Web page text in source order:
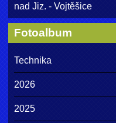
nad Jiz. - Vojtěšice
Fotoalbum
Technika
2026
2025